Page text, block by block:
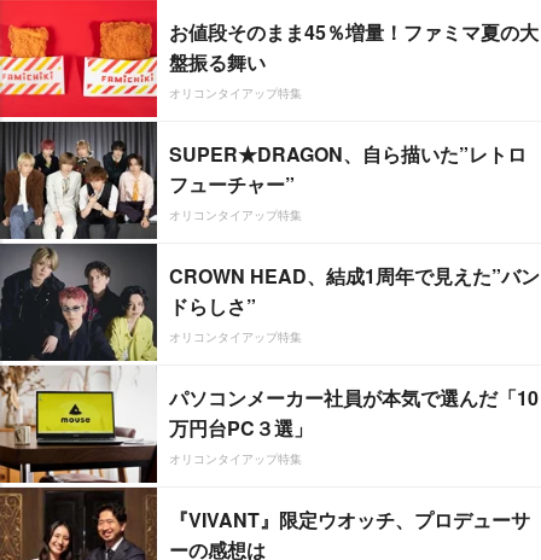
お値段そのまま45％増量！ファミマ夏の大
盤振る舞い
オリコンタイアップ特集
SUPER★DRAGON、自ら描いた”レトロ
フューチャー”
オリコンタイアップ特集
CROWN HEAD、結成1周年で見えた”バン
ドらしさ”
オリコンタイアップ特集
パソコンメーカー社員が本気で選んだ「10
万円台PC３選」
オリコンタイアップ特集
『VIVANT』限定ウオッチ、プロデューサ
ーの感想は